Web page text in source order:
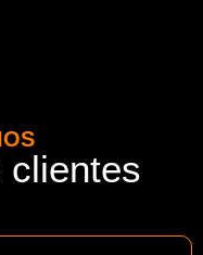
clientes